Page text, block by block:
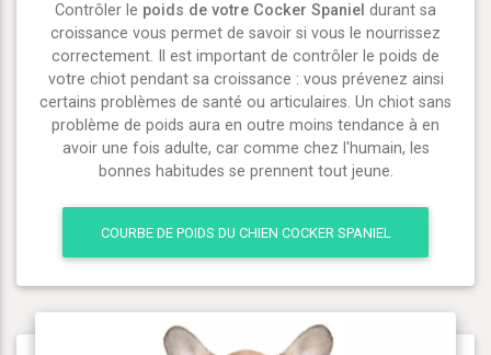
Contrôler le poids de votre Cocker Spaniel durant sa
croissance vous permet de savoir si vous le nourrissez
correctement. Il est important de contrôler le poids de
votre chiot pendant sa croissance : vous prévenez ainsi
certains problèmes de santé ou articulaires. Un chiot sans
problème de poids aura en outre moins tendance à en
avoir une fois adulte, car comme chez l'humain, les
bonnes habitudes se prennent tout jeune.
COURBE DE POIDS DU CHIEN COCKER SPANIEL